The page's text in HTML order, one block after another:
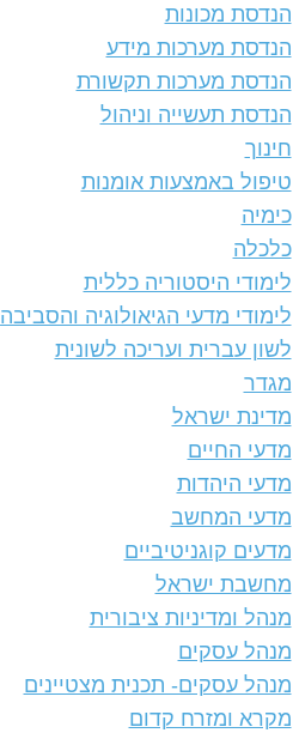
הנדסת מכונות
הנדסת מערכות מידע
הנדסת מערכות תקשורת
הנדסת תעשייה וניהול
חינוך
טיפול באמצעות אומנות
כימיה
כלכלה
לימודי היסטוריה כללית
לימודי מדעי הגיאולוגיה והסביבה
לשון עברית ועריכה לשונית
מגדר
מדינת ישראל
מדעי החיים
מדעי היהדות
מדעי המחשב
מדעים קוגניטיביים
מחשבת ישראל
מנהל ומדיניות ציבורית
מנהל עסקים
מנהל עסקים- תכנית מצטיינים
מקרא ומזרח קדום